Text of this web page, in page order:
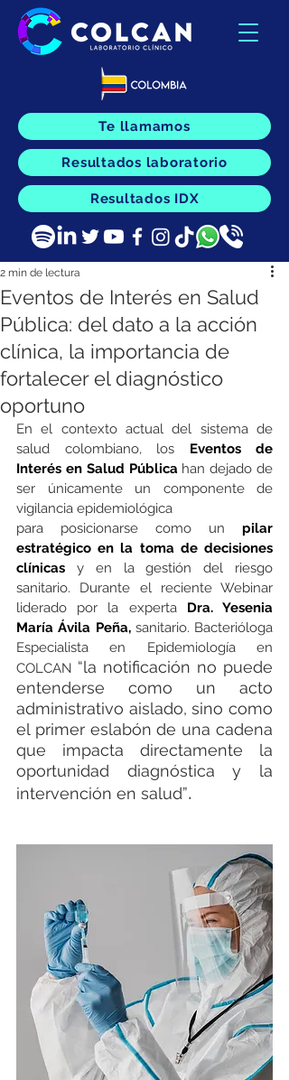
Te llamamos
Resultados laboratorio
Resultados IDX
Eventos de Interés en Salud
Pública: del dato a la acción
clínica, la importancia de
fortalecer el diagnóstico
oportuno
2 min de lectura
En el contexto actual del sistema de
salud colombiano, los Eventos de
Interés en Salud Pública han dejado de
ser únicamente un componente de
vigilancia epidemiológica
para posicionarse como un pilar
estratégico en la toma de decisiones
clínicas y en la gestión del riesgo
sanitario. Durante el reciente Webinar
liderado por la experta Dra. Yesenia
María Ávila Peña, sanitario. Bacterióloga
Especialista en Epidemiología en
COLCAN “la notificación no puede
entenderse como un acto
administrativo aislado, sino como
el primer eslabón de una cadena
que impacta directamente la
oportunidad diagnóstica y la
intervención en salud”.